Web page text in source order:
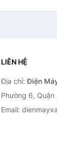
LIÊN HỆ
Địa chỉ:Điện
Phường 6, Quận
Email: